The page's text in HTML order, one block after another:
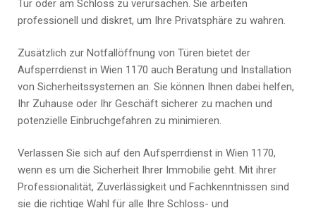
Tür oder am Schloss zu verursachen. Sie arbeiten
professionell und diskret, um Ihre Privatsphäre zu wahren.
Zusätzlich zur Notfallöffnung von Türen bietet der
Aufsperrdienst in Wien 1170 auch Beratung und Installation
von Sicherheitssystemen an. Sie können Ihnen dabei helfen,
Ihr Zuhause oder Ihr Geschäft sicherer zu machen und
potenzielle Einbruchgefahren zu minimieren.
Verlassen Sie sich auf den Aufsperrdienst in Wien 1170,
wenn es um die Sicherheit Ihrer Immobilie geht. Mit ihrer
Professionalität, Zuverlässigkeit und Fachkenntnissen sind
sie die richtige Wahl für alle Ihre Schloss- und